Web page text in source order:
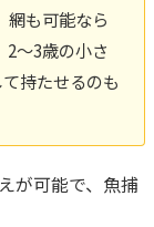
網も可能なら
2〜3歳の小さ
持たせるのも
が可能で、魚捕